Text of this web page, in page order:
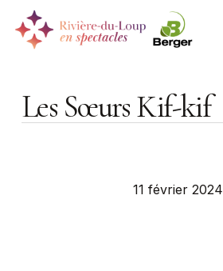
Les Sœurs Kif-kif
11 février 2024